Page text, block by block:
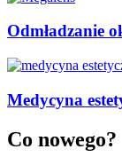
Odmładzanie
Medycyna
Co nowego?